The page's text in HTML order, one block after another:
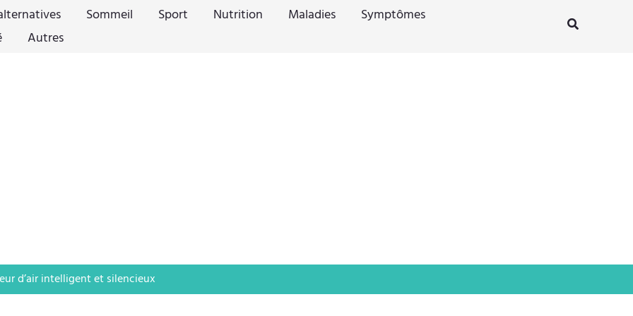
Sommeil Sport Nutrition Maladies
Symptômes
Autres
Rechercher
d’air intelligent et silencieux